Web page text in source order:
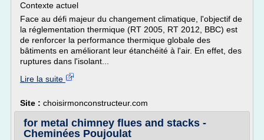
Contexte actuel
Face au défi majeur du changement climatique, l'objectif de
la réglementation thermique (RT 2005, RT 2012, BBC) est
de renforcer la performance thermique globale des
bâtiments en améliorant leur étanchéité à l'air. En effet, des
ruptures dans l'isolant...
Lire la suite
Site : choisirmonconstructeur.com
for metal chimney flues and stacks -
Cheminées Poujoulat